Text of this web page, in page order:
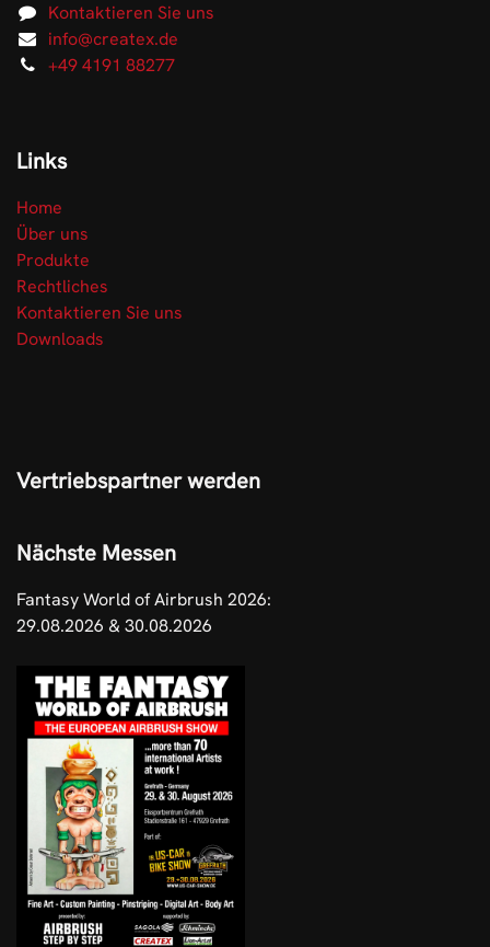
Kontaktieren Sie uns
info@createx.de
+49 4191 88277
Links
Home
Über uns
Produkte
Rechtliches
Kontaktieren Sie uns
Downloads
Vertriebspartner werden
Nächste Messen
Fantasy World of Airbrush 2026:
29.08.2026 & 30.08.2026